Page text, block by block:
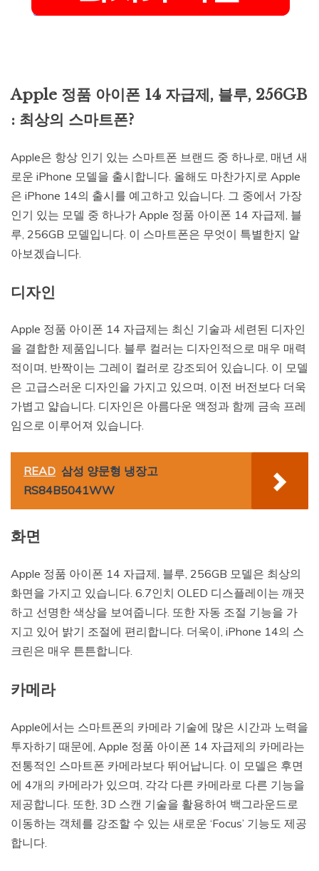
Apple 정품 아이폰 14 자급제, 블루, 256GB
: 최상의 스마트폰?
Apple은 항상 인기 있는 스마트폰 브랜드 중 하나로, 매년 새
로운 iPhone 모델을 출시합니다. 올해도 마찬가지로 Apple
은 iPhone 14의 출시를 예고하고 있습니다. 그 중에서 가장
인기 있는 모델 중 하나가 Apple 정품 아이폰 14 자급제, 블
루, 256GB 모델입니다. 이 스마트폰은 무엇이 특별한지 알
아보겠습니다.
디자인
Apple 정품 아이폰 14 자급제는 최신 기술과 세련된 디자인
을 결합한 제품입니다. 블루 컬러는 디자인적으로 매우 매력
적이며, 반짝이는 그레이 컬러로 강조되어 있습니다. 이 모델
은 고급스러운 디자인을 가지고 있으며, 이전 버전보다 더욱
가볍고 얇습니다. 디자인은 아름다운 액정과 함께 금속 프레
임으로 이루어져 있습니다.
READ 삼성 양문형 냉장고
RS84B5041WW
화면
Apple 정품 아이폰 14 자급제, 블루, 256GB 모델은 최상의
화면을 가지고 있습니다. 6.7인치 OLED 디스플레이는 깨끗
하고 선명한 색상을 보여줍니다. 또한 자동 조절 기능을 가
지고 있어 밝기 조절에 편리합니다. 더욱이, iPhone 14의 스
크린은 매우 튼튼합니다.
카메라
Apple에서는 스마트폰의 카메라 기술에 많은 시간과 노력을
투자하기 때문에, Apple 정품 아이폰 14 자급제의 카메라는
전통적인 스마트폰 카메라보다 뛰어납니다. 이 모델은 후면
에 4개의 카메라가 있으며, 각각 다른 카메라로 다른 기능을
제공합니다. 또한, 3D 스캔 기술을 활용하여 백그라운드로
이동하는 객체를 강조할 수 있는 새로운 ‘Focus’ 기능도 제공
합니다.